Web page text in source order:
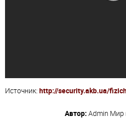
Источник: http://security.akb.ua/
Автор: Admin Мир